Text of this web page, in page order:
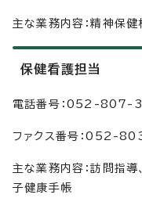
主な業務内容：精神保健
保健看護担当
電話番号：052-807-
ファクス番号：052-
主な業務内容：訪問指導
子健康手帳